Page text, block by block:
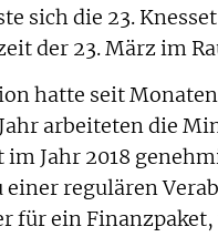
sich die 23.
der 23. März im
hatte seit
arbeiteten die
im Jahr 2018
regulären
für ein